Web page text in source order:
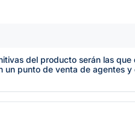
del producto serán las
punto de venta de agentes y